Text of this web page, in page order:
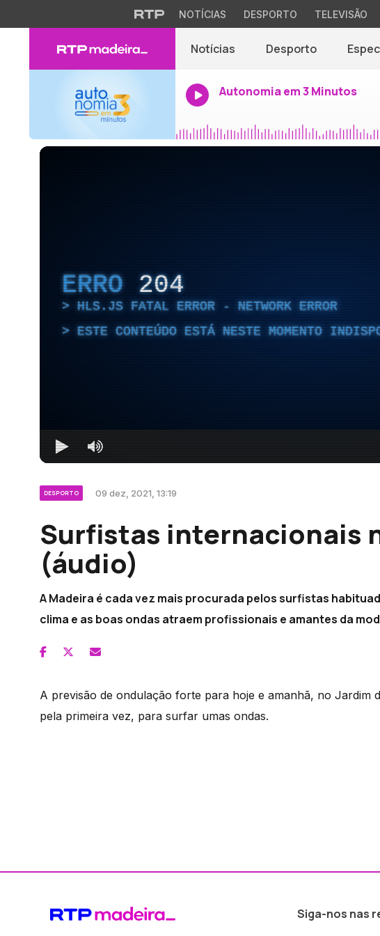
NOTÍCIAS DESPORTO TELEVISÃO
Notícias Desporto
Autonomia em 3 Minutos
ERRO 204
HLS.JS FATAL ERROR - NETWORK ERROR
ESTE CONTEÚDO ESTÁ NESTE MOMENTO
DESPORTO 09 dez, 2021, 13:19
Surfistas internacionais
(áudio)
A Madeira é cada vez mais procurada pelos surfistas
clima e as boas ondas atraem profissionais e amantes da
A previsão de ondulação forte para hoje e amanhã, no Jardim
pela primeira vez, para surfar umas ondas.
Siga-nos nas